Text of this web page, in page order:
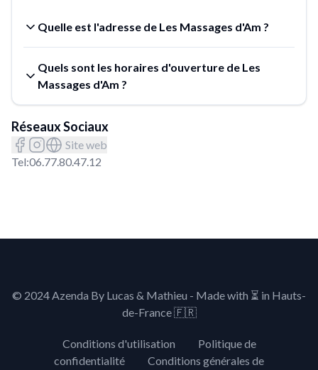
Réseaux Sociaux
Site web
Tel:06.77.80.47.12
Quelle est l'adresse de Les Massages d'Am ?
Quels sont les horaires d'ouverture de Les
Massages d'Am ?
© 2024 Azenda By Lucas & Mathieu - Made with ⏳ in Hauts-
de-France 🇫🇷
Conditions d'utilisation
Politique de
confidentialité
Conditions générales de